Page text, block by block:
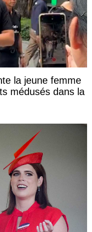
la jeune femme
médusés dans la